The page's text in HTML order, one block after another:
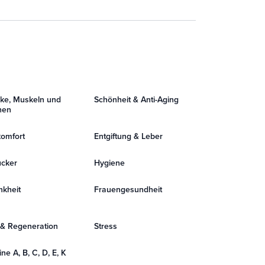
Muskeln und
Schönheit & Anti-Aging
Entgiftung & Leber
Hygiene
Frauengesundheit
Regeneration Stress
A, B, C, D, E, K